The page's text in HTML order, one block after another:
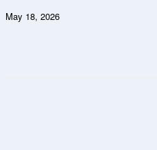
May 18, 2026